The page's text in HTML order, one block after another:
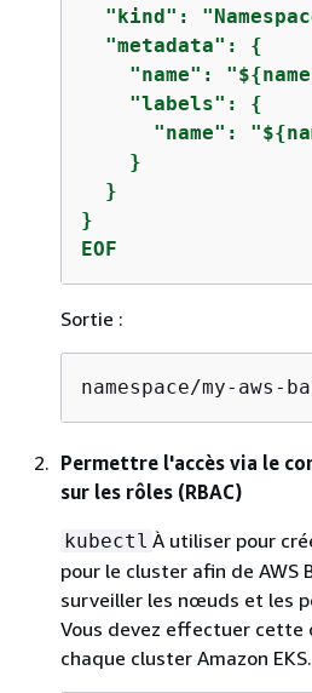
"kind":
  "metadata":
{
    "name": "$
{
    "labels":
{
      "name": "$
{
    }
  }
}
EOF
Sortie :
namespace/my-aws-
Permettre l'accès via le
sur les rôles (RBAC)
kubectl À utiliser pour
pour le cluster afin de AWS
surveiller les nœuds et les
Vous devez effectuer cette
chaque cluster Amazon EKS.